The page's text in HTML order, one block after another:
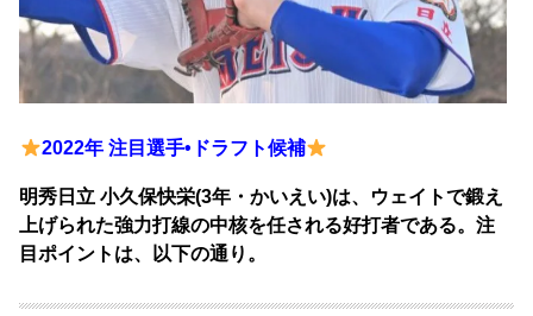
2022年 注目選手•ドラフト候補
明秀日立 小久保快栄(3年・かいえい)は、ウェイトで鍛え
上げられた強力打線の中核を任される好打者である。注
目ポイントは、以下の通り。